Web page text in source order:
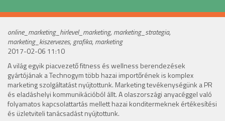
online_marketing_hirlevel_marketing, marketing_strategia,
marketing_kiszervezes, grafika, marketing
2017-02-06 11:10
A világ egyik piacvezető fitness és wellness berendezések
gyártójának a Technogym több hazai importőrének is komplex
marketing szolgáltatást nyújtottunk. Marketing tevékenységünk a PR
és eladáshelyi kommunikációból állt. A olaszországi anyacéggel való
folyamatos kapcsolattartás mellett hazai konditermeknek értékesítési
és üzletviteli tanácsadást nyújtottunk.